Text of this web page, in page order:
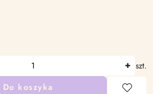
szt.
Do koszyka